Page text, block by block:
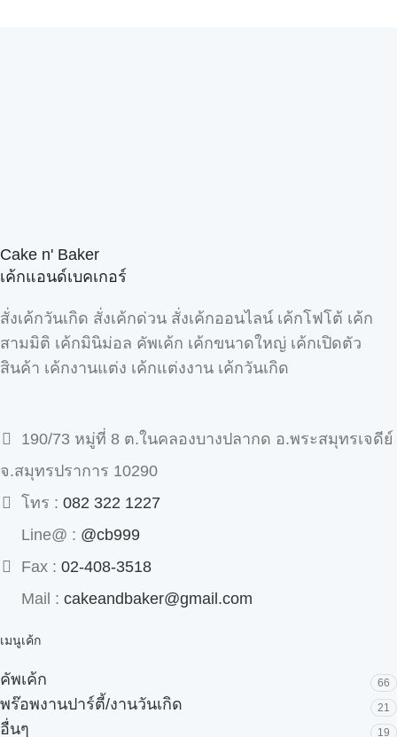
Cake n' Baker
เค้กแอนด์เบคเกอร์
สั่งเค้กวันเกิด สั่งเค้กด่วน สั่งเค้กออนไลน์ เค้กโฟโต้ เค้ก
สามมิติ เค้กมินิม่อล คัพเค้ก เค้กขนาดใหญ่ เค้กเปิดตัว
สินค้า เค้กงานแต่ง เค้กแต่งงาน เค้กวันเกิด
190/73 หมู่ที่ 8 ต.ในคลองบางปลากด อ.พระสมุทรเจดีย์
จ.สมุทรปราการ 10290
โทร : 082 322 1227
Line@ : @cb999
Fax : 02-408-3518
Mail : cakeandbaker@gmail.com
เมนูเค้ก
คัพเค้ก 66
พร๊อพงานปาร์ตี้/งานวันเกิด 21
อื่นๆ 19